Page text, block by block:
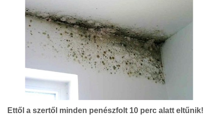
Ettől a szertől minden penészfolt 10 perc alatt eltűnik!